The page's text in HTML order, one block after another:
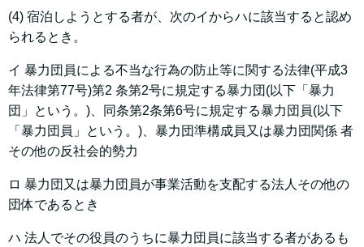
(4) 宿泊しようとする者が、次のイからハに該当すると認め
られるとき。
イ 暴力団員による不当な行為の防止等に関する法律(平成3
年法律第77号)第2 条第2号に規定する暴力団(以下「暴力
団」という。)、同条第2条第6号に規定する暴力団員(以下
「暴力団員」という。)、暴力団準構成員又は暴力団関係 者
その他の反社会的勢力
ロ 暴力団又は暴力団員が事業活動を支配する法人その他の
団体であるとき
ハ 法人でその役員のうちに暴力団員に該当する者があるも